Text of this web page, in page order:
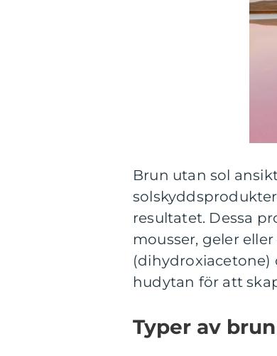
Brun utan sol
resultatet. Dessa
mousser, geler
(dihydroxiacetone)
hudytan för att
Typer av